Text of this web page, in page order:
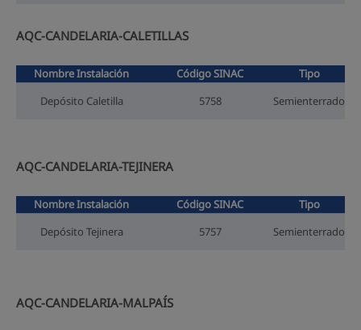
AQC-CANDELARIA-CALETILLAS
Nombre Instalación Código SINAC
Tipo
Depósito Caletilla
5758 Semienterrado
AQC-CANDELARIA-TEJINERA
Nombre Instalación Código SINAC
Tipo
Depósito Tejinera
5757 Semienterrado
AQC-CANDELARIA-MALPAÍS